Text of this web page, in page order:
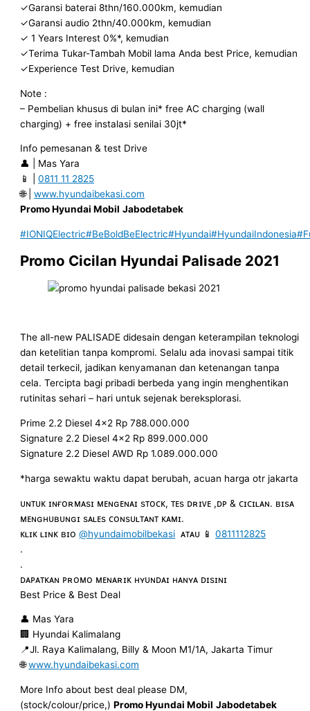
✓Garansi baterai 8thn/160.000km, kemudian
✓Garansi audio 2thn/40.000km, kemudian
✓ 1 Years Interest 0%*, kemudian
✓Terima Tukar-Tambah Mobil lama Anda best Price, kemudian
✓Experience Test Drive, kemudian
Note :
– Pembelian khusus di bulan ini* free AC charging (wall
charging) + free instalasi senilai 30jt*
Info pemesanan & test Drive
👤 | Mas Yara
📱 |0811 11 2825
🌐 |www.hyundaibekasi.com
Promo Hyundai Mobil Jabodetabek
#IONIQElectric#BeBoldBeElectric#Hyundai#HyundaiIndonesia
Promo Cicilan Hyundai Palisade 2021
The all-new PALISADE didesain dengan keterampilan teknologi
dan ketelitian tanpa kompromi. Selalu ada inovasi sampai titik
detail terkecil, jadikan kenyamanan dan ketenangan tanpa
cela. Tercipta bagi pribadi berbeda yang ingin menghentikan
rutinitas sehari – hari untuk sejenak bereksplorasi.
Prime 2.2 Diesel 4×2 Rp 788.000.000
Signature 2.2 Diesel 4×2 Rp 899.000.000
Signature 2.2 Diesel AWD Rp 1.089.000.000
*harga sewaktu waktu dapat berubah, acuan harga otr jakarta
ᴜɴᴛᴜᴋ ɪɴғᴏʀᴍᴀsɪ ᴍᴇɴɢᴇɴᴀɪ sᴛᴏᴄᴋ, ᴛᴇs ᴅʀɪᴠᴇ ,ᴅᴘ & ᴄɪᴄɪʟᴀɴ. ʙɪsᴀ
ᴍᴇɴɢʜᴜʙᴜɴɢɪ sᴀʟᴇs ᴄᴏɴsᴜʟᴛᴀɴᴛ ᴋᴀᴍɪ.
ᴋʟɪᴋ ʟɪɴᴋ ʙɪᴏ@hyundaimobilbekasi ᴀᴛᴀᴜ 📱0811112825
.
.
ᴅᴀᴘᴀᴛᴋᴀɴ ᴘʀᴏᴍᴏ ᴍᴇɴᴀʀɪᴋ ʜʏᴜɴᴅᴀɪ ʜᴀɴʏᴀ ᴅɪsɪɴɪ
Best Price & Best Deal
👤 Mas Yara
🏢 Hyundai Kalimalang
📍Jl. Raya Kalimalang, Billy & Moon M1/1A, Jakarta Timur
🌐www.hyundaibekasi.com
More Info about best deal please DM,
(stock/colour/price,)Promo Hyundai Mobil Jabodetabek